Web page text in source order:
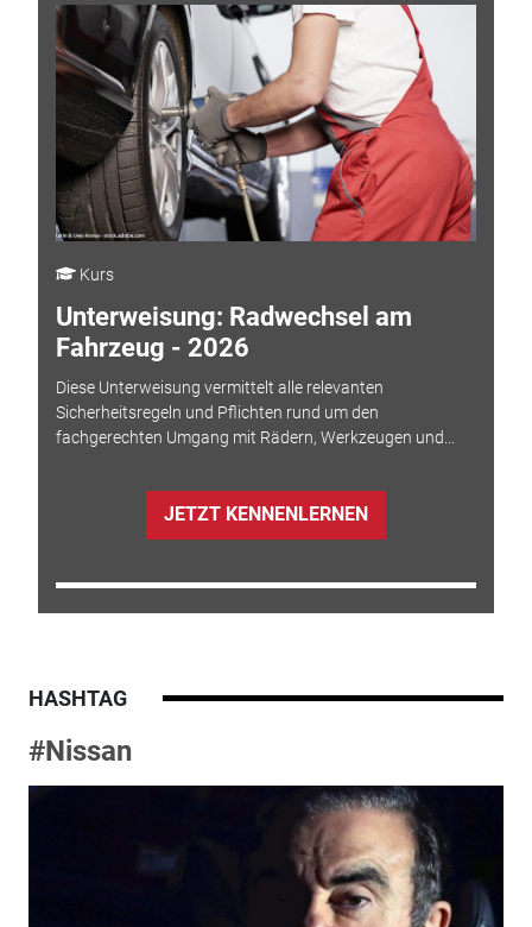
Kurs
Unterweisung: Radwechsel am
Fahrzeug - 2026
Diese Unterweisung vermittelt alle relevanten
Sicherheitsregeln und Pflichten rund um den
fachgerechten Umgang mit Rädern, Werkzeugen und...
JETZT KENNENLERNEN
HASHTAG
#Nissan